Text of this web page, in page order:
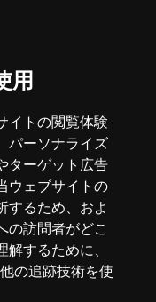
用
イトの閲覧体験
パーソナライズ
ターゲット広告
ウェブサイトの
するため、およ
の訪問者がどこ
するために、
の追跡技術を使